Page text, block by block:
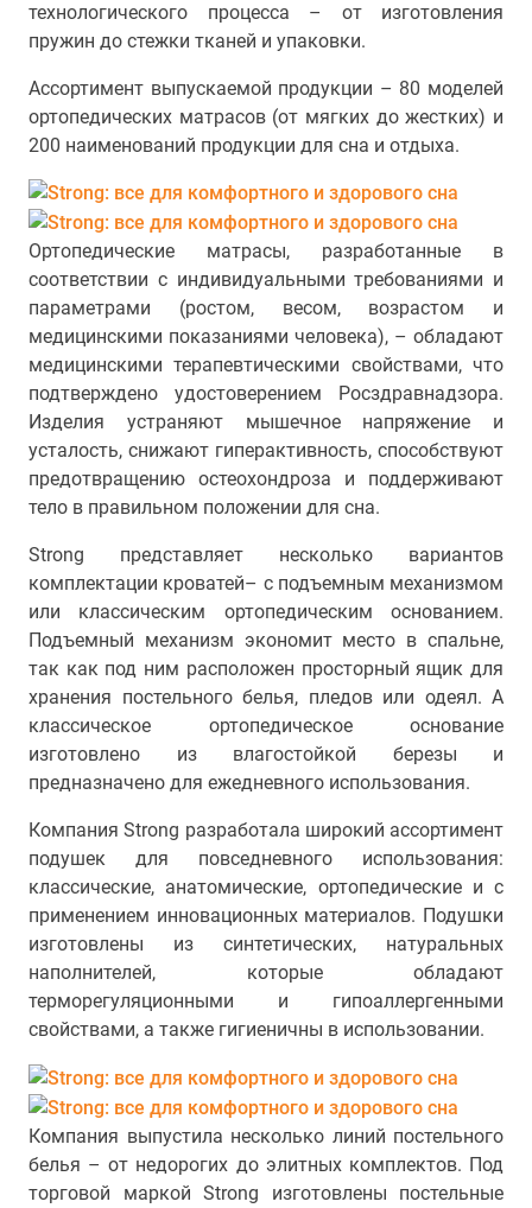
технологического процесса – от изготовления
пружин до стежки тканей и упаковки.
Ассортимент выпускаемой продукции – 80 моделей
ортопедических матрасов (от мягких до жестких) и
200 наименований продукции для сна и отдыха.
Ортопедические матрасы, разработанные в
соответствии с индивидуальными требованиями и
параметрами (ростом, весом, возрастом и
медицинскими показаниями человека), – обладают
медицинскими терапевтическими свойствами, что
подтверждено удостоверением Росздравнадзора.
Изделия устраняют мышечное напряжение и
усталость, снижают гиперактивность, способствуют
предотвращению остеохондроза и поддерживают
тело в правильном положении для сна.
Strong представляет несколько вариантов
комплектации кроватей– с подъемным механизмом
или классическим ортопедическим основанием.
Подъемный механизм экономит место в спальне,
так как под ним расположен просторный ящик для
хранения постельного белья, пледов или одеял. А
классическое ортопедическое основание
изготовлено из влагостойкой березы и
предназначено для ежедневного использования.
Компания Strong разработала широкий ассортимент
подушек для повседневного использования:
классические, анатомические, ортопедические и с
применением инновационных материалов. Подушки
изготовлены из синтетических, натуральных
наполнителей, которые обладают
терморегуляционными и гипоаллергенными
свойствами, а также гигиеничны в использовании.
Компания выпустила несколько линий постельного
белья – от недорогих до элитных комплектов. Под
торговой маркой Strong изготовлены постельные